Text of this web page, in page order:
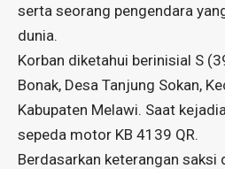
serta seorang pengendara
dunia.
Korban diketahui berinisial S
Bonak, Desa Tanjung Sokan,
Kabupaten Melawi. Saat
sepeda motor KB 4139 QR.
Berdasarkan keterangan saksi